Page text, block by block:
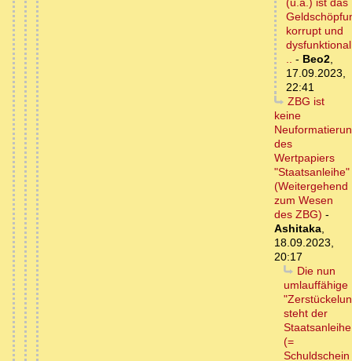
(u.a.) ist das
korrupt und
dysfunktional
.. - Beo2,
17.09.2023,
22:41
ZBG ist
keine
des
Wertpapiers
"Staatsanleihe"
(Weitergehend
zum Wesen
des ZBG) -
Ashitaka,
18.09.2023,
20:17
Die nun
umlauffähige
steht der
Staatsanleihe
(=
Schuldschein